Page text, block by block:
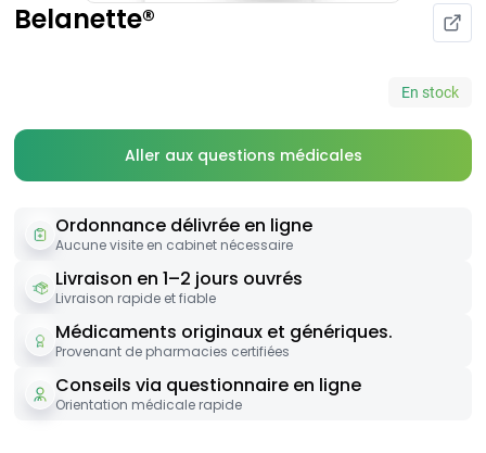
Belanette®
En stock
Aller aux questions médicales
Ordonnance délivrée en ligne
Aucune visite en cabinet nécessaire
Livraison en 1–2 jours ouvrés
Livraison rapide et fiable
Médicaments originaux et génériques.
Provenant de pharmacies certifiées
Conseils via questionnaire en ligne
Orientation médicale rapide